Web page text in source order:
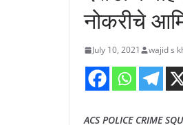
नोकरीचे
July 10, 2021 wajid s
ACS POLICE CRIME